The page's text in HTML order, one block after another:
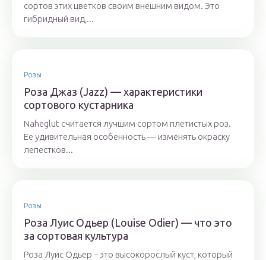
сортов этих цветков своим внешним видом. Это
гибридный вид,...
Розы
Роза Джаз (Jazz) — характеристики
сортового кустарника
Naheglut считается лучшим сортом плетистых роз.
Ее удивительная особенность — изменять окраску
лепестков...
Розы
Роза Луис Одьер (Louise Odier) — что это
за сортовая культура
Роза Луис Одьер – это высокорослый куст, который